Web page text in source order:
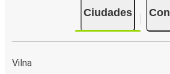
Ciudades
Vilna